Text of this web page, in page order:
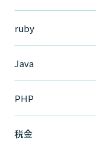
ruby
Java
PHP
税金